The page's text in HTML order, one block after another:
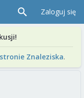
Zaloguj się
stronie Znaleziska.